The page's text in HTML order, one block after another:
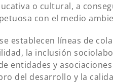
o cultural, a
con el medio
establecen líneas de
la inclusión
entidades y
del desarrollo y la